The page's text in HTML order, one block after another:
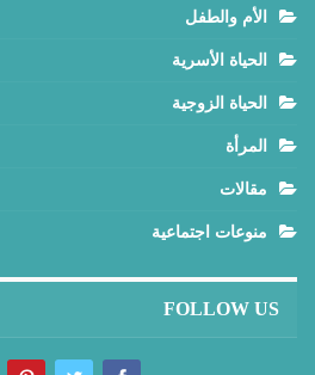
الأم والطفل
الحياة الأسرية
الحياة الزوجية
المرأة
مقالات
منوعات اجتماعية
FOLLOW US